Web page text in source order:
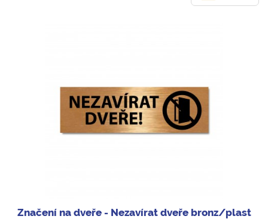
Značení na dveře - Nezavírat dveře bronz/plast